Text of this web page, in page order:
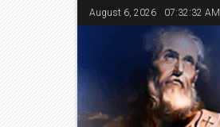
August 6, 2026 07:32:33 AM